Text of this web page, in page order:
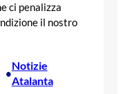
ci penalizza
il nostro
•
Notizie
Atalanta